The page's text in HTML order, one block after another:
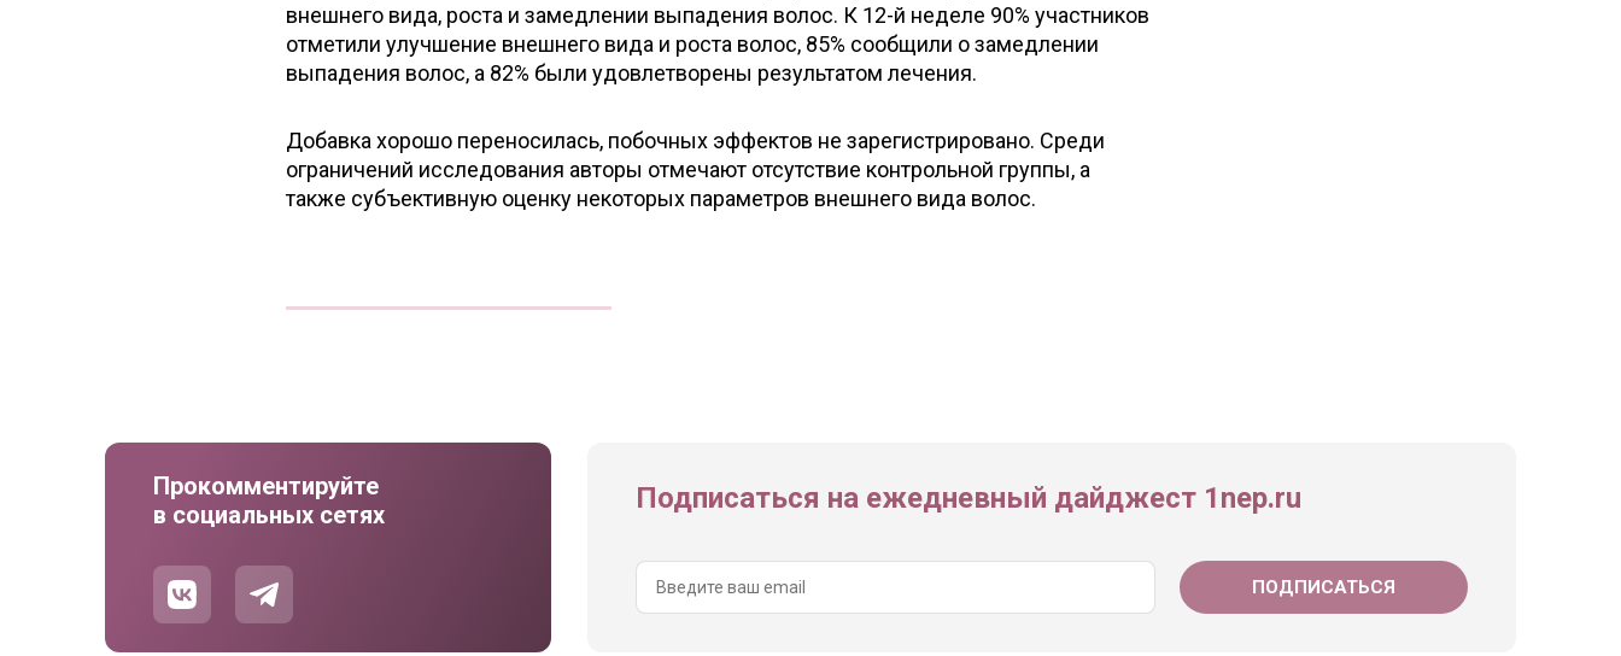
внешнего вида, роста и замедлении выпадения волос. К 12-й неделе 90% участников
отметили улучшение внешнего вида и роста волос, 85% сообщили о замедлении
выпадения волос, а 82% были удовлетворены результатом лечения.
Добавка хорошо переносилась, побочных эффектов не зарегистрировано. Среди
ограничений исследования авторы отмечают отсутствие контрольной группы, а
также субъективную оценку некоторых параметров внешнего вида волос.
Прокомментируйте
в социальных сетях
Подписаться на ежедневный дайджест 1nep.ru